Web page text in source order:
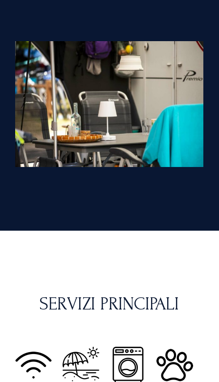
SERVIZI PRINCIPALI